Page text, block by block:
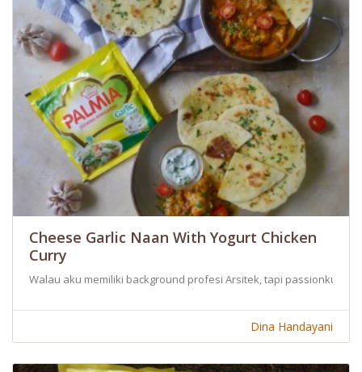
Cheese Garlic Naan With Yogurt Chicken
Curry
Walau aku memiliki background profesi Arsitek, tapi passionku
Dina Handayani